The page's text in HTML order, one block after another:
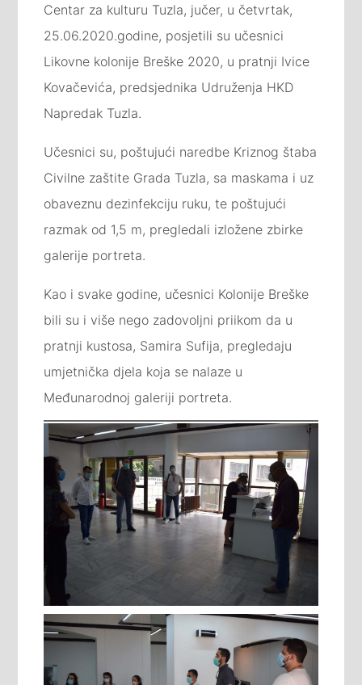
Centar za kulturu Tuzla, jučer, u četvrtak,
25.06.2020.godine, posjetili su učesnici
Likovne kolonije Breške 2020, u pratnji Ivice
Kovačevića, predsjednika Udruženja HKD
Napredak Tuzla.
Učesnici su, poštujući naredbe Kriznog štaba
Civilne zaštite Grada Tuzla, sa maskama i uz
obaveznu dezinfekciju ruku, te poštujući
razmak od 1,5 m, pregledali izložene zbirke
galerije portreta.
Kao i svake godine, učesnici Kolonije Breške
bili su i više nego zadovoljni priikom da u
pratnji kustosa, Samira Sufija, pregledaju
umjetnička djela koja se nalaze u
Međunarodnoj galeriji portreta.